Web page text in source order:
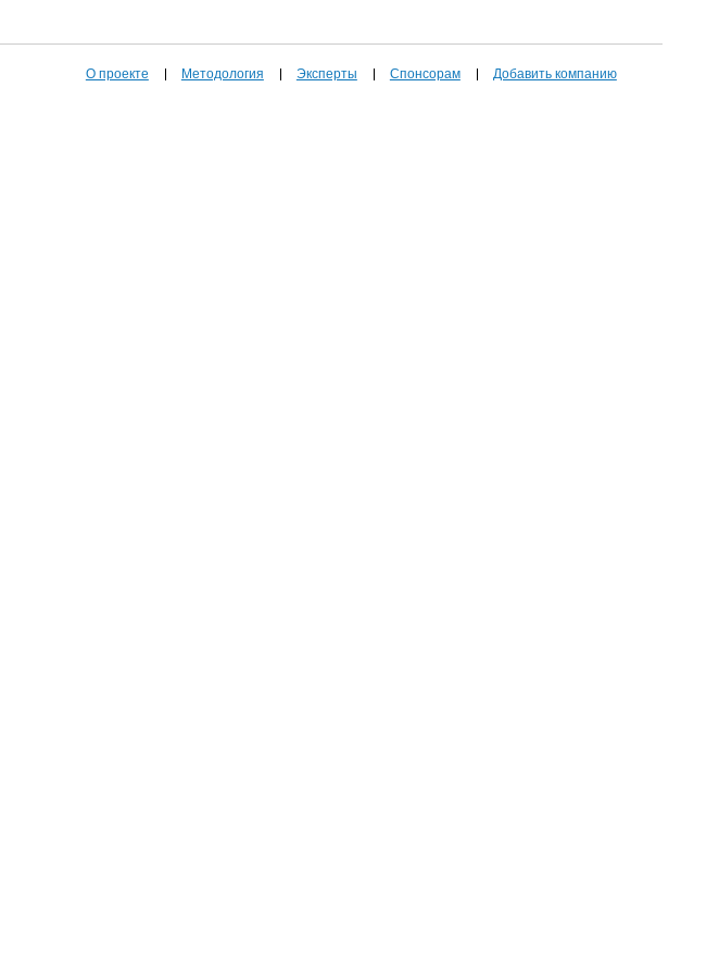
О проекте Методология Эксперты Спонсорам Добавить компанию